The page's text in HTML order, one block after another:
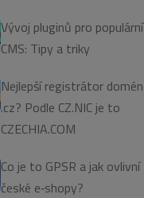
Vývoj pluginů pro populární
CMS: Tipy a triky
Nejlepší registrátor domén
.cz? Podle CZ.NIC je to
CZECHIA.COM
Co je to GPSR a jak ovlivní
české e‑shopy?